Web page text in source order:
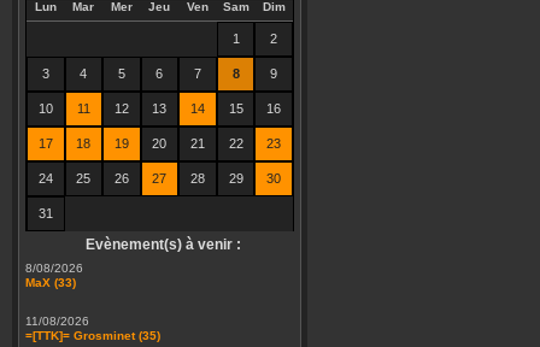
Lun Mar Mer Jeu Ven Sam Dim
1 2
3 4 5 6 7 8 9
10 11 12 13 14 15 16
17 18 19 20 21 22 23
24 25 26 27 28 29 30
31
Evènement(s) à venir :
8/08/2026
MaX (33)
11/08/2026
=[TTK]= Grosminet (35)